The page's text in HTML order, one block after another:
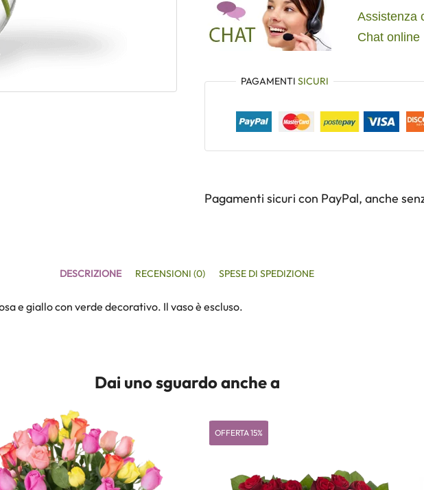
Assistenza
Chat online
PAGAMENTI SICURI
Pagamenti sicuri con PayPal, anche
DESCRIZIONE RECENSIONI (0) SPESE DI SPEDIZIONE
e giallo con verde decorativo. Il vaso è escluso.
Dai uno sguardo anche a
OFFERTA 15%